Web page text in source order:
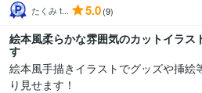
たくみ t... 5.0(9)
絵本風柔らかな雰囲気のカットイラス
す
絵本風手描きイラストでグッズや挿絵
り見せます！